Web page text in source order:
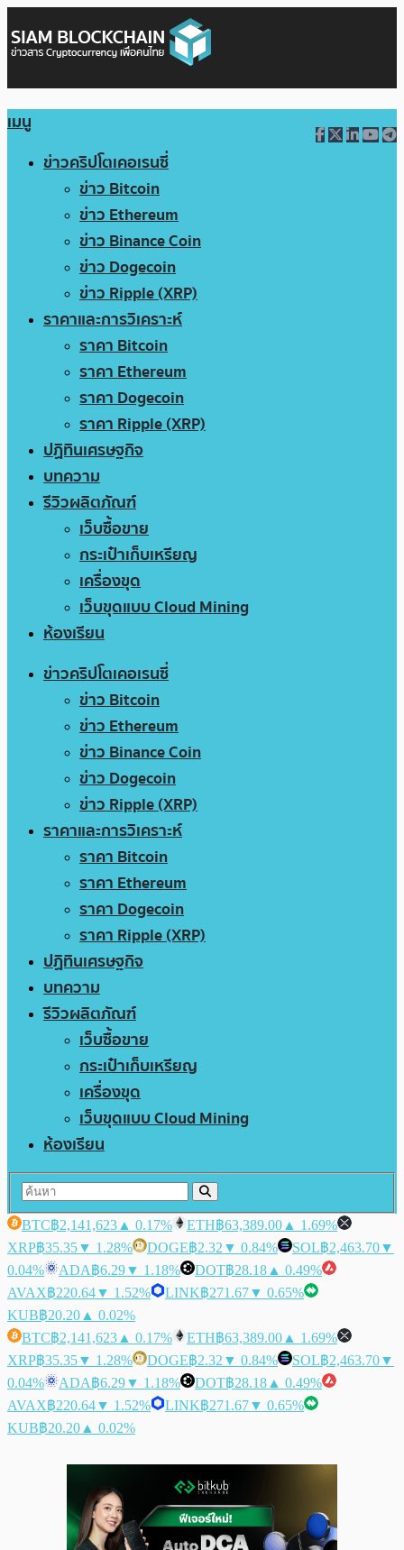
เมนู
ข่าวคริปโตเคอเรนซี่
ข่าว Bitcoin
ข่าว Ethereum
ข่าว Binance Coin
ข่าว Dogecoin
ข่าว Ripple (XRP)
ราคาและการวิเคราะห์
ราคา Bitcoin
ราคา Ethereum
ราคา Dogecoin
ราคา Ripple (XRP)
ปฏิทินเศรษฐกิจ
บทความ
รีวิวผลิตภัณฑ์
เว็บซื้อขาย
กระเป๋าเก็บเหรียญ
เครื่องขุด
เว็บขุดแบบ Cloud Mining
ห้องเรียน
ข่าวคริปโตเคอเรนซี่
ข่าว Bitcoin
ข่าว Ethereum
ข่าว Binance Coin
ข่าว Dogecoin
ข่าว Ripple (XRP)
ราคาและการวิเคราะห์
ราคา Bitcoin
ราคา Ethereum
ราคา Dogecoin
ราคา Ripple (XRP)
ปฏิทินเศรษฐกิจ
บทความ
รีวิวผลิตภัณฑ์
เว็บซื้อขาย
กระเป๋าเก็บเหรียญ
เครื่องขุด
เว็บขุดแบบ Cloud Mining
ห้องเรียน
BTC฿2,141,623 ▲ 0.17% ETH฿63,389.00 ▲ 1.69%
XRP฿35.35▼ 1.28% DOGE฿2.32 ▼ 0.84% SOL฿2,463.70▼
0.04%
ADA฿6.29▼ 1.18% DOT฿28.18 ▲ 0.49%
AVAX฿220.64▼ 1.52% LINK฿271.67▼ 0.65%
KUB฿20.20 ▲ 0.02%
BTC฿2,141,623 ▲ 0.17% ETH฿63,389.00 ▲ 1.69%
XRP฿35.35▼ 1.28% DOGE฿2.32 ▼ 0.84% SOL฿2,463.70▼
0.04%
ADA฿6.29▼ 1.18% DOT฿28.18 ▲ 0.49%
AVAX฿220.64▼ 1.52% LINK฿271.67▼ 0.65%
KUB฿20.20 ▲ 0.02%